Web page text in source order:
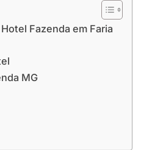
Fazenda em Faria
MG